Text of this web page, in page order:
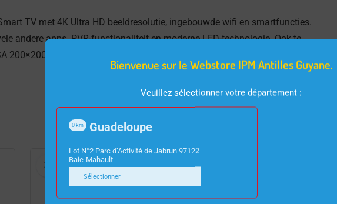
TV met 4K Ultra HD beeldresolutie, ingebouwde wifi en smartfuncties.
andere apps. PVR-functionaliteit en moderne LED-technologie. Ook te
200×200 mm.
Bienvenue sur le Webstore IPM Antilles Guyane.
Veuillez sélectionner votre département :
Guadeloupe
0 km
Lot N°2 Parc d’Activité de Jabrun 97122
Baie-Mahault
Sélectionner